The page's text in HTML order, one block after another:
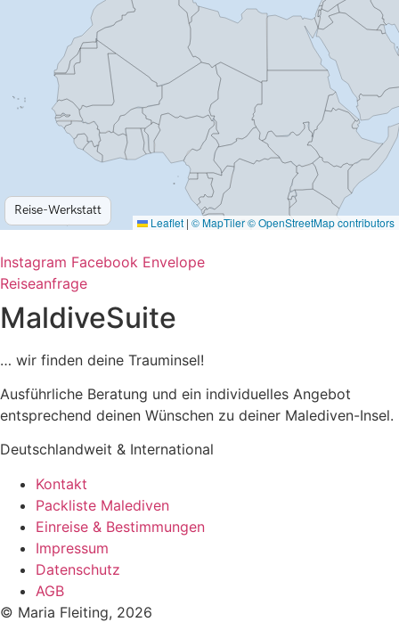
Instagram Facebook Envelope
Reiseanfrage
MaldiveSuite
… wir finden deine Trauminsel!
Ausführliche Beratung und ein individuelles Angebot
entsprechend deinen Wünschen zu deiner Malediven-Insel.
Deutschlandweit & International
Kontakt
Packliste Malediven
Einreise & Bestimmungen
Impressum
Datenschutz
AGB
© Maria Fleiting, 2026